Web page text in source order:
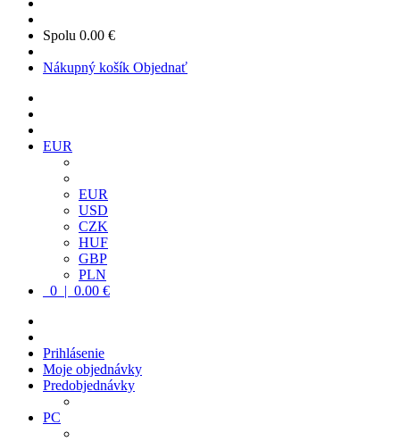
Spolu 0.00 €
Nákupný košík Objednať
EUR
EUR
USD
CZK
HUF
GBP
PLN
0 | 0.00 €
Prihlásenie
Moje objednávky
Predobjednávky
PC